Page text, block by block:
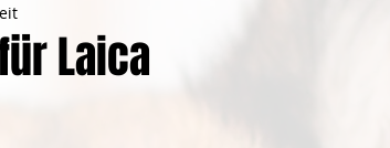
Laica